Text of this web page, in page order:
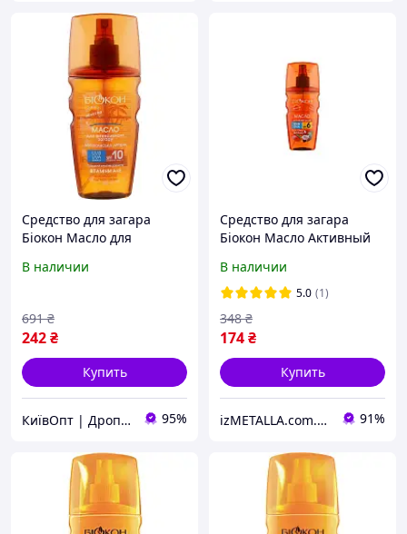
Средство для загара
Біокон Масло для
Африканская аргана SPF-
(4820160031142)- (Мрія)
В наличии
242₴
691 ₴
Купить
КиївОпт | Дропшип, Опт, Роздріб 95%
Средство для загара
Біокон Масло Активный
160 мл (4820160039735)
В наличии
5.0 (1)
174₴
348 ₴
Купить
izMETALLA.com.ua 91%